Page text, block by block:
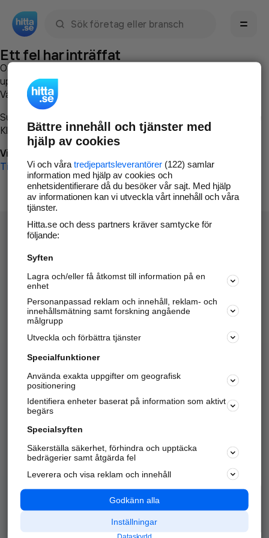
Ett fel har inträffat
Om du vill kan du
uppstod så att vi lättare och snabbare kan avhjälpa det.
Vänligen försök med följande:
Surfa till
Klicka påTillbaka-knappen i webbläsaren och försök igen
Vi beklagar besväret!
Till startsidan
Hitta.se - Gratis nummerupplysning.
Sök företag, personer och platser.
Hitta telefonnummer, adresser, företagsinfo mm.
Marknadsför företaget
Kom igång och annonsera mot
samarbetspartners nära dig.
Alla kategorier
Populära sökningar
API & Kartor
Annonsera
Integritet
Nödnummer
Bättre innehåll och tjänster med
hjälp av cookies
Vi och våra tredjepartsleverantörer(122) samlar
information med hjälp av cookies och
enhetsidentifierare då du besöker vår sajt. Med hjälp
av informationen kan vi utveckla vårt innehåll och våra
tjänster.
Hitta.se och dess partners kräver samtycke för
följande:
Syften
Lagra och/eller få åtkomst till information på en
enhet
Personanpassad reklam och innehåll, reklam- och
innehållsmätning samt forskning angående
målgrupp
Utveckla och förbättra tjänster
Specialfunktioner
Använda exakta uppgifter om geografisk
positionering
Identifiera enheter baserat på information som aktivt
begärs
Specialsyften
Säkerställa säkerhet, förhindra och upptäcka
bedrägerier samt åtgärda fel
Leverera och visa reklam och innehåll
Godkänn alla
Inställningar
Dataskydd